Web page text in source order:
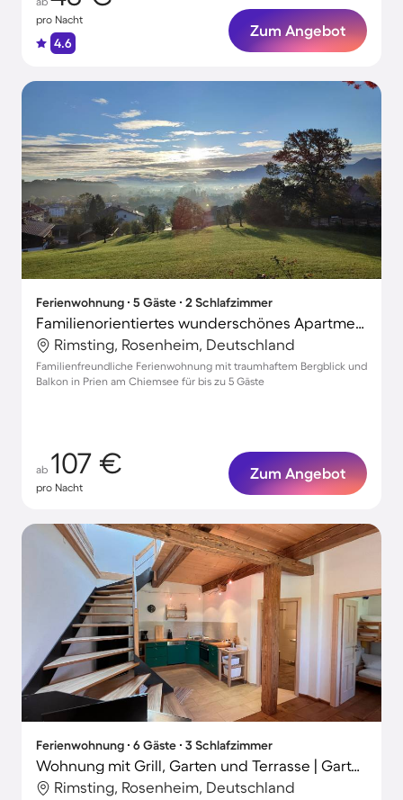
pro Nacht
4.6
Zum Angebot
Ferienwohnung ∙ 5 Gäste ∙ 2 Schlafzimmer
Familienorientiertes wunderschönes Apartment | Bergblick
Rimsting, Rosenheim, Deutschland
Familienfreundliche Ferienwohnung mit traumhaftem Bergblick und
Balkon in Prien am Chiemsee für bis zu 5 Gäste
ab 107 €
pro Nacht
Zum Angebot
Ferienwohnung ∙ 6 Gäste ∙ 3 Schlafzimmer
Wohnung mit Grill, Garten und Terrasse | Gartenblick
Rimsting, Rosenheim, Deutschland